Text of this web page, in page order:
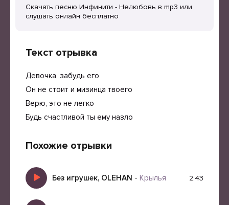
Скачать песню Инфинити - Нелюбовь в mp3 или
слушать онлайн бесплатно
Текст отрывка
Девочка, забудь его
Он не стоит и мизинца твоего
Верю, это не легко
Будь счастливой ты ему назло
Похожие отрывки
Без игрушек, OLEHAN - Крылья 2:43